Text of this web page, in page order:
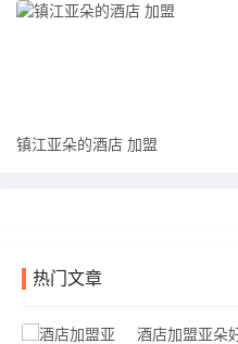
镇江亚朵的酒店 加盟
热门文章
酒店加盟亚朵